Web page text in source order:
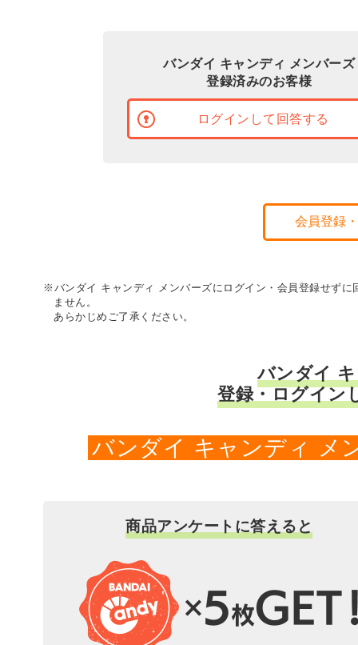
バンダイ キャンディ メンバーズ
登録済みのお客様
ログインして回答する
会員登録
※バンダイ キャンディ メンバーズにログイン・会員登録せず
ません。
あらかじめご了承ください。
バンダイ
登録・ログイン
バンダイ キャンディ メ
商品アンケートに答えると